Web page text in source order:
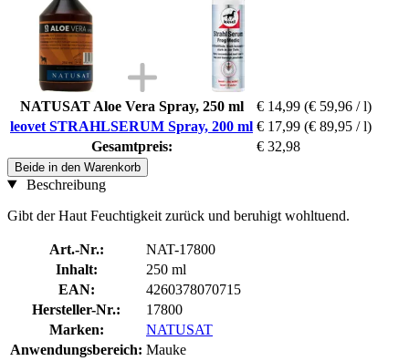
NATUSAT Aloe Vera Spray, 250 ml € 14,99 (€ 59,96 / l)
leovet STRAHLSERUM Spray, 200 ml € 17,99 (€ 89,95 / l)
Gesamtpreis:
€ 32,98
Beide in den Warenkorb
Beschreibung
Gibt der Haut Feuchtigkeit zurück und beruhigt wohltuend.
Art.-Nr.:
NAT-17800
Inhalt:
250 ml
EAN:
4260378070715
Hersteller-Nr.:
17800
Marken:
NATUSAT
Anwendungsbereich: Mauke